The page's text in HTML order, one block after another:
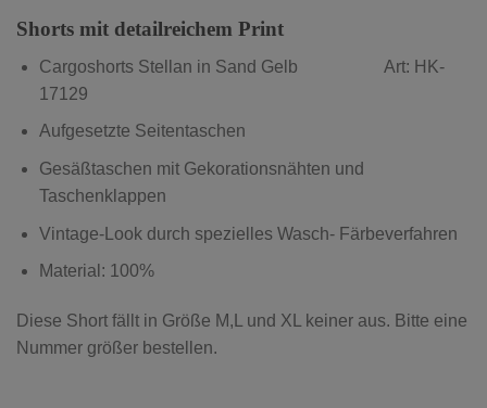
Shorts mit detailreichem Print
Cargoshorts Stellan in Sand Gelb Art: HK-
17129
Aufgesetzte Seitentaschen
Gesäßtaschen mit Gekorationsnähten und
Taschenklappen
Vintage-Look durch spezielles Wasch- Färbeverfahren
Material: 100%
Diese Short fällt in Größe M,L und XL keiner aus. Bitte eine
Nummer größer bestellen.